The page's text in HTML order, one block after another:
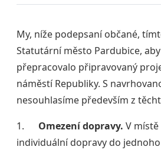
My, níže podepsaní občané,
Statutární město Pardubice,
přepracovalo připravovaný
náměstí Republiky. S
nesouhlasíme především z
1. Omezení dopravy. V
individuální dopravy do